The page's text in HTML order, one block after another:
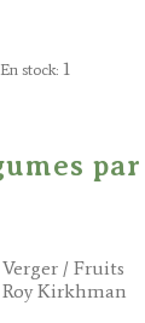
En stock: 1
/ Fruits
Kirkhman